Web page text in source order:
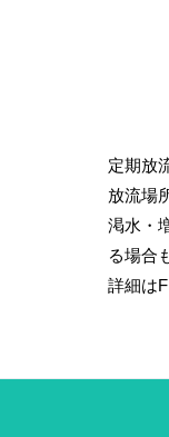
定期放
放流場
渇水・
る場合
詳細は